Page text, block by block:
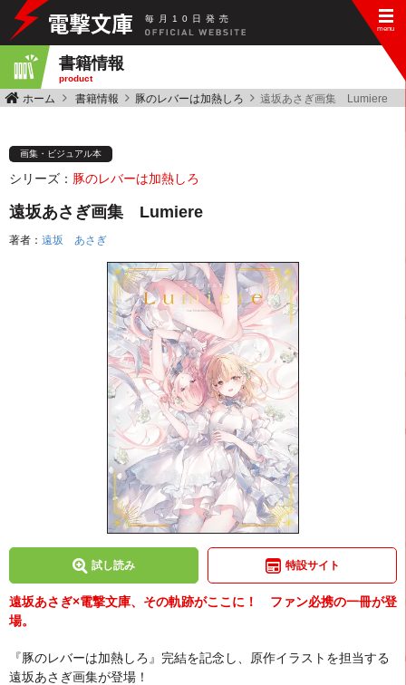
毎 月 10 日 発 売
書籍情報
product
ホーム 書籍情報 豚のレバーは加熱しろ 遠坂あさぎ画集 Lumiere
画集・ビジュアル本
シリーズ： 豚のレバーは加熱しろ
遠坂あさぎ画集 Lumiere
著者： 遠坂 あさぎ
試し読み 特設サイト
遠坂あさぎ×電撃文庫、その軌跡がここに！ ファン必携の一冊が登
場。
『豚のレバーは加熱しろ』完結を記念し、原作イラストを担当する
遠坂あさぎ画集が登場！